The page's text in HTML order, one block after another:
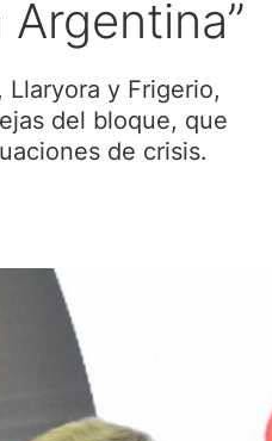
y Frigerio,
del bloque, que
de crisis.